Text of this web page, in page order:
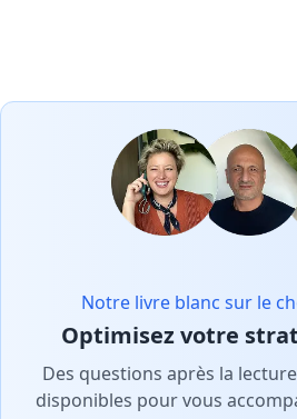
Notre livre blanc sur le
Optimisez votre
Des questions après la
disponibles pour vous